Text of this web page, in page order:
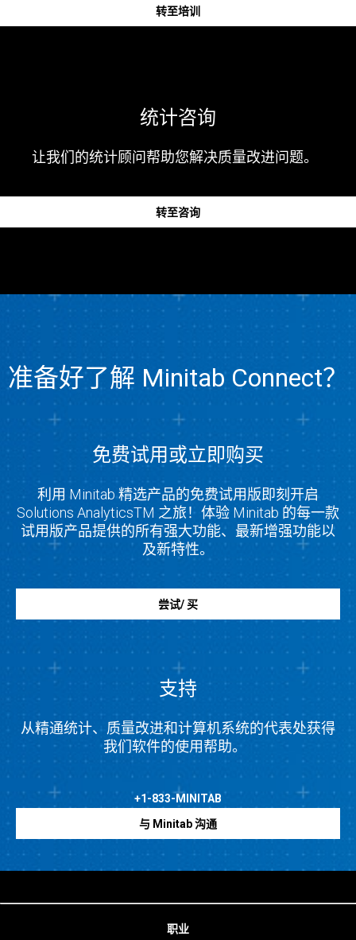
转至培训
统计咨询
让我们的统计顾问帮助您解决质量改进问题。
转至咨询
准备好了解 Minitab Connect？
免费试用或立即购买
利用 Minitab 精选产品的免费试用版即刻开启
Solutions AnalyticsTM 之旅！体验 Minitab 的每一款
试用版产品提供的所有强大功能、最新增强功能以
及新特性。
尝试/ 买
支持
从精通统计、质量改进和计算机系统的代表处获得
我们软件的使用帮助。
+1-833-MINITAB
与 Minitab 沟通
职业